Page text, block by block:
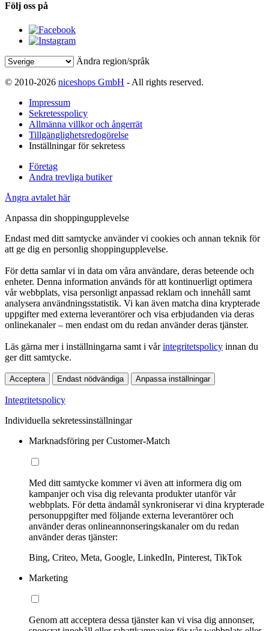
Följ oss på
Ändra region/språk
© 2010-2026 niceshops GmbH - All rights reserved.
Impressum
Sekretesspolicy
Allmänna villkor och ångerrät
Tillgänglighetsredogörelse
Inställningar för sekretess
Företag
Andra trevliga butiker
Ångra avtalet här
Anpassa din shoppingupplevelse
Endast med ditt samtycke använder vi cookies och annan teknik för
att ge dig en personlig shoppingupplevelse.
För detta samlar vi in data om våra användare, deras beteende och
enheter. Denna information används för att kontinuerligt optimera
vår webbplats, visa personligt anpassad reklam och innehåll samt
analysera användningsstatistik. Vi kan även matcha dina krypterade
uppgifter med externa leverantörer och visa erbjudanden via deras
onlinekanaler – men endast om du redan använder deras tjänster.
Läs gärna mer i inställningarna samt i vårintegritetspolicy innan du
ger ditt samtycke.
Acceptera Endast nödvändiga Anpassa inställningar
Integritetspolicy
Individuella sekretessinställningar
Marknadsföring per Customer-Match
Med ditt samtycke kommer vi även att informera dig om
kampanjer och visa dig relevanta produkter utanför vår
webbplats. För detta ändamål synkroniserar vi dina krypterade
personuppgifter med följande externa leverantörer och
använder deras onlineannonseringskanaler om du redan
använder deras tjänster:
Bing, Criteo, Meta, Google, LinkedIn, Pinterest, TikTok
Marketing
Genom att acceptera dessa tjänster kan vi visa dig annonser,